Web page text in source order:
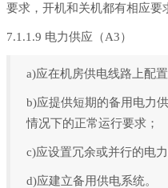
要求，开机和关机都有相应要
7.1.1.9 电力供应（A3）
a)应在机房供电线路上配
b)应提供短期的备用电力
情况下的正常运行要求；
c)应设置冗余或并行的电
d)应建立备用供电系统。